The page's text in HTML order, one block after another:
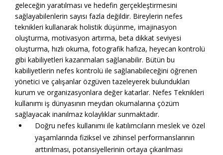
geleceğin yaratılması ve hedefin gerçekleştirmesini
sağlayabilenlerin sayısı fazla değildir. Bireylerin nefes
teknikleri kullanarak holistik düşünme, imajinasyon
oluşturma, motivasyon artırma, beta dikkat seviyesi
oluşturma, hızlı okuma, fotografik hafıza, heyecan kontrolü
gibi kabiliyetleri kazanmaları sağlanabilir. Bütün bu
kabiliyetlerin nefes kontrolü ile sağlanabileceğini öğrenen
yönetici ve çalışanlar özgüven tazeleyerek bulundukları
kurum ve organizasyonlara değer katarlar. Nefes Teknikleri
kullanımı iş dünyasının meydan okumalarına çözüm
sağlayacak inanılmaz kolaylıklar sunmaktadır.
Doğru nefes kullanımı ile katılımcıların meslek ve özel
yaşamlarında fiziksel ve zihinsel performanslarının
arttırılması, potansiyellerinin ortaya çıkarılması